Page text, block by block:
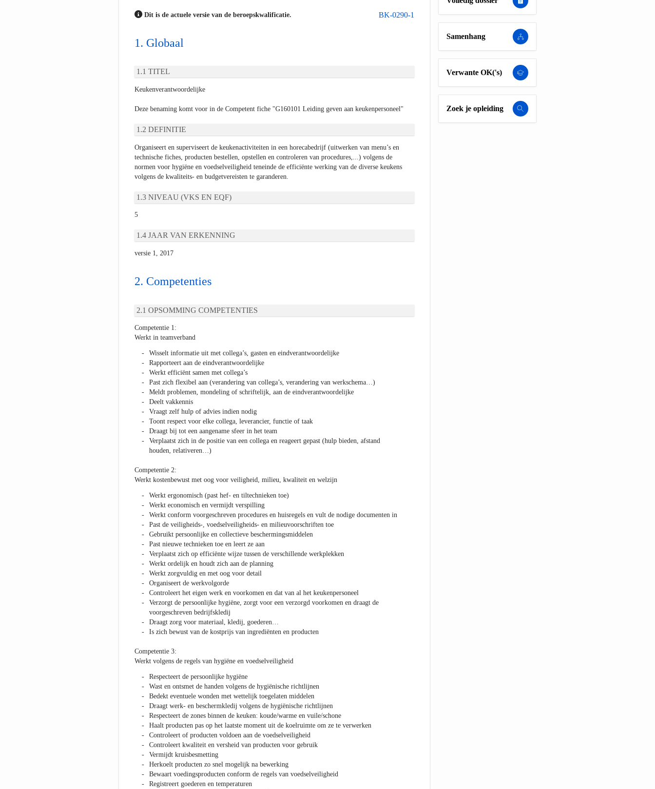
BK-0290-1
Dit is de actuele versie van de beroepskwalificatie.
Globaal
TITEL
Keukenverantwoordelijke
Deze benaming komt voor in de Competent fiche "G160101 Leiding geven aan keukenpersoneel"
DEFINITIE
Organiseert en superviseert de keukenactiviteiten in een horecabedrijf (uitwerken van menu’s en
technische fiches, producten bestellen, opstellen en controleren van procedures,...) volgens de
normen voor hygiëne en voedselveiligheid teneinde de efficiënte werking van de diverse keukens
volgens de kwaliteits- en budgetvereisten te garanderen.
NIVEAU (VKS EN EQF)
5
JAAR VAN ERKENNING
versie 1, 2017
Competenties
OPSOMMING COMPETENTIES
Competentie 1:
Werkt in teamverband
Wisselt informatie uit met collega’s, gasten en eindverantwoordelijke
Rapporteert aan de eindverantwoordelijke
Werkt efficiënt samen met collega’s
Past zich flexibel aan (verandering van collega’s, verandering van werkschema…)
Meldt problemen, mondeling of schriftelijk, aan de eindverantwoordelijke
Deelt vakkennis
Vraagt zelf hulp of advies indien nodig
Toont respect voor elke collega, leverancier, functie of taak
Draagt bij tot een aangename sfeer in het team
Verplaatst zich in de positie van een collega en reageert gepast (hulp bieden, afstand
houden, relativeren…)
Competentie 2:
Werkt kostenbewust met oog voor veiligheid, milieu, kwaliteit en welzijn
Werkt ergonomisch (past hef- en tiltechnieken toe)
Werkt economisch en vermijdt verspilling
Werkt conform voorgeschreven procedures en huisregels en vult de nodige documenten in
Past de veiligheids-, voedselveiligheids- en milieuvoorschriften toe
Gebruikt persoonlijke en collectieve beschermingsmiddelen
Past nieuwe technieken toe en leert ze aan
Verplaatst zich op efficiënte wijze tussen de verschillende werkplekken
Werkt ordelijk en houdt zich aan de planning
Werkt zorgvuldig en met oog voor detail
Organiseert de werkvolgorde
Controleert het eigen werk en voorkomen en dat van al het keukenpersoneel
Verzorgt de persoonlijke hygiëne, zorgt voor een verzorgd voorkomen en draagt de
voorgeschreven bedrijfskledij
Draagt zorg voor materiaal, kledij, goederen…
Is zich bewust van de kostprijs van ingrediënten en producten
Competentie 3:
Werkt volgens de regels van hygiëne en voedselveiligheid
Respecteert de persoonlijke hygiëne
Wast en ontsmet de handen volgens de hygiënische richtlijnen
Bedekt eventuele wonden met wettelijk toegelaten middelen
Draagt werk- en beschermkledij volgens de hygiënische richtlijnen
Respecteert de zones binnen de keuken: koude/warme en vuile/schone
Haalt producten pas op het laatste moment uit de koelruimte om ze te verwerken
Controleert of producten voldoen aan de voedselveiligheid
Controleert kwaliteit en versheid van producten voor gebruik
Vermijdt kruisbesmetting
Herkoelt producten zo snel mogelijk na bewerking
Bewaart voedingsproducten conform de regels van voedselveiligheid
Registreert goederen en temperaturen
Samenhang
Verwante OK('s)
Zoek je opleiding